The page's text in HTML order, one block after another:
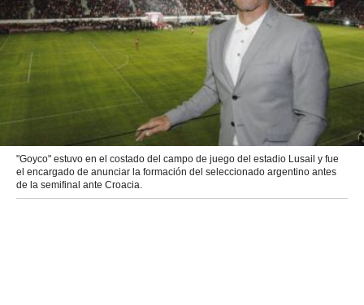
"Goyco" estuvo en el costado del campo de juego del estadio Lusail y fue
el encargado de anunciar la formación del seleccionado argentino antes
de la semifinal ante Croacia.